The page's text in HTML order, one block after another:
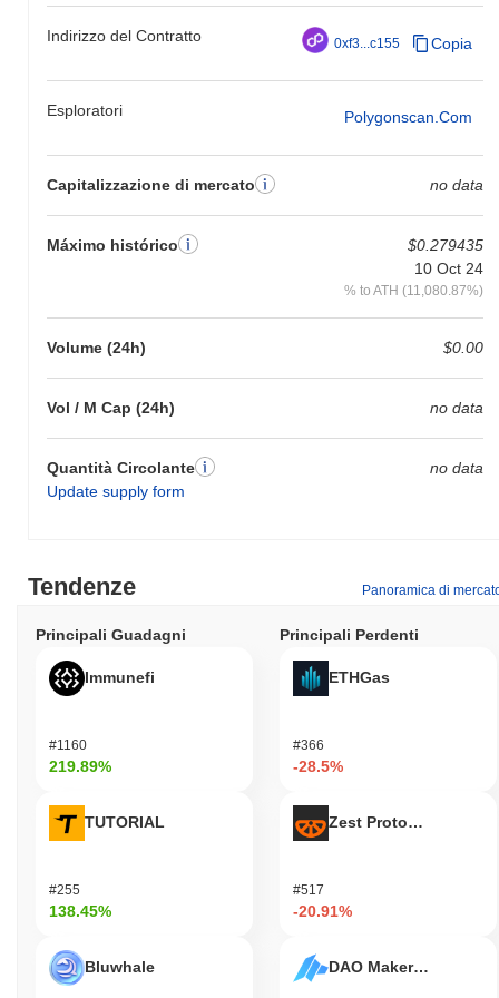
Indirizzo del Contratto 0xf3...c155 Copia
Esploratori Polygonscan.com
Capitalizzazione di mercato no data
Máximo histórico
$0.279435
10 Oct 24
% to ATH (11,080.87%)
Volume (24h) $0.00
Vol / M Cap (24h) no data
Quantità Circolante
Update supply form
no data
nell'azione del prezzo di COW rispetto allo slancio del mercato più
ampio.
Tendenze Panoramica di
Principali Guadagni
Immunefi
#1160
219.89%
TUTORIAL
#255
138.45%
Bluwhale
Principali Perdenti
ETHGas
#366
-28.5%
Zest Protocol
#517
-20.91%
DAO Maker Token